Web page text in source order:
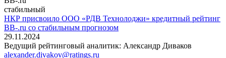
стабильный
НКР присвоило ООО «РДВ Технолоджи» кредитный рейтинг
BB-.ru со стабильным прогнозом
29.11.2024
Ведущий рейтинговый аналитик: Александр Диваков
alexander.divakov@ratings.ru